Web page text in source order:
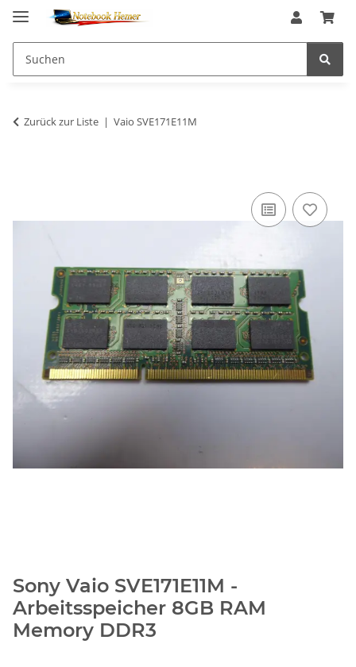
Zurück zur Liste Vaio SVE171E11M
Sony Vaio SVE171E11M -
Arbeitsspeicher 8GB RAM
Memory DDR3